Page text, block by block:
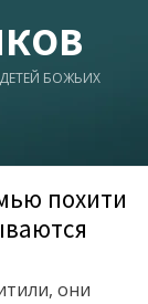
БОЖЬИХ
похити
они